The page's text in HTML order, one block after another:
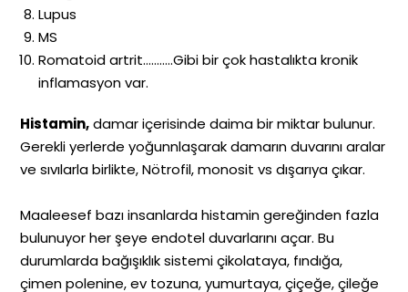
Lupus
MS
Romatoid artrit………..Gibi bir çok hastalıkta kronik
inflamasyon var.
Histamin,damar içerisinde daima bir miktar bulunur.
Gerekli yerlerde yoğunnlaşarak damarın duvarını aralar
ve sıvılarla birlikte, Nötrofil, monosit vs dışarıya çıkar.
Maaleesef bazı insanlarda histamin gereğinden fazla
bulunuyor her şeye endotel duvarlarını açar. Bu
durumlarda bağışıklık sistemi çikolataya, fındığa,
çimen polenine, ev tozuna, yumurtaya, çiçeğe, çileğe